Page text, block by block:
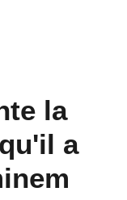
la
a